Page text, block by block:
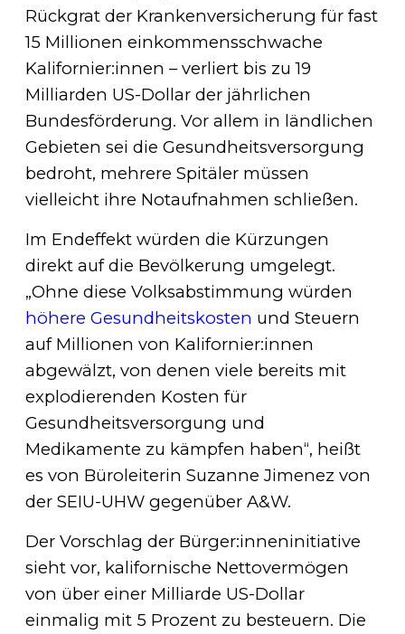
Rückgrat der Krankenversicherung für fast
15 Millionen einkommensschwache
Kalifornier:innen – verliert bis zu 19
Milliarden US-Dollar der jährlichen
Bundesförderung. Vor allem in ländlichen
Gebieten sei die Gesundheitsversorgung
bedroht, mehrere Spitäler müssen
vielleicht ihre Notaufnahmen schließen.
Im Endeffekt würden die Kürzungen
direkt auf die Bevölkerung umgelegt.
„Ohne diese Volksabstimmung würden
höhere Gesundheitskosten und Steuern
auf Millionen von Kalifornier:innen
abgewälzt, von denen viele bereits mit
explodierenden Kosten für
Gesundheitsversorgung und
Medikamente zu kämpfen haben“, heißt
es von Büroleiterin Suzanne Jimenez von
der SEIU-UHW gegenüber A&W.
Der Vorschlag der Bürger:inneninitiative
sieht vor, kalifornische Nettovermögen
von über einer Milliarde US-Dollar
einmalig mit 5 Prozent zu besteuern. Die